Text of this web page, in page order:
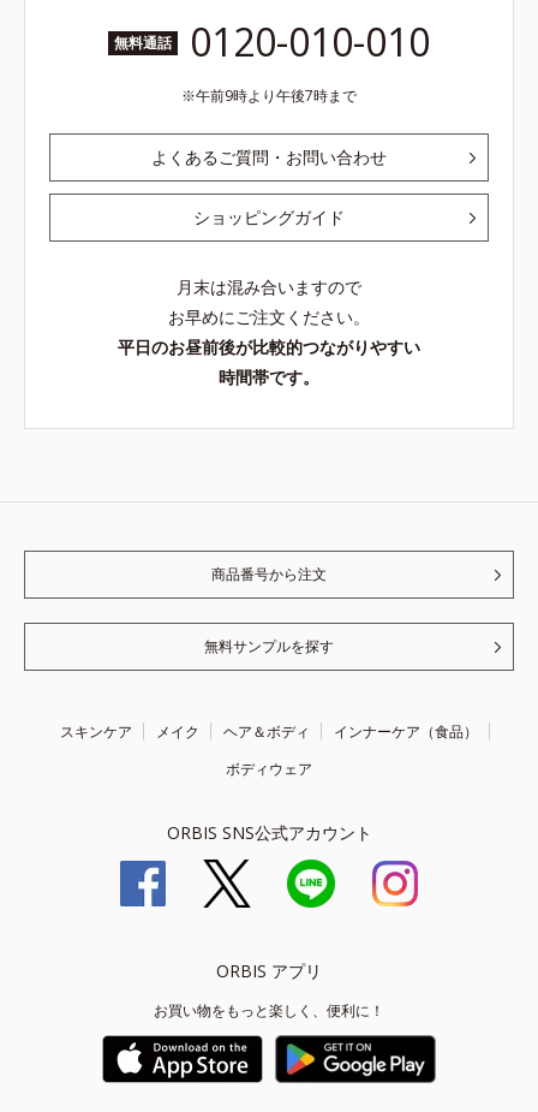
無料通話 0120-010-010
午前9時より午後7時まで
よくあるご質問・お問い合わせ
ショッピングガイド
月末は混み合いますので
お早めにご注文ください。
平日のお昼前後が比較的つながりやすい
時間帯です。
商品番号から注文
無料サンプルを探す
スキンケア メイク ヘア＆ボディ
インナーケア（食品）
ボディウェア
ORBIS SNS公式アカウント
ORBIS アプリ
お買い物をもっと楽しく、便利に！